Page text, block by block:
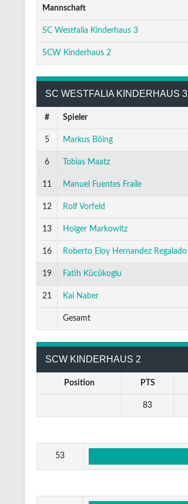
Mannschaft
SC Westfalia Kinderhaus 3
SCW Kinderhaus 2
SC WESTFALIA KINDERHAUS 3
# Spieler
5 Markus Böing
6 Tobias Maatz
11 Manuel Fuentes Fraile
12 Rolf Vorfeld
13 Holger Markowitz
16 Roberto Eloy Hernandez Regalado
19 Fatih Kücükoglu
21 Kai Naber
Gesamt
SCW KINDERHAUS 2
Position PTS
83
53